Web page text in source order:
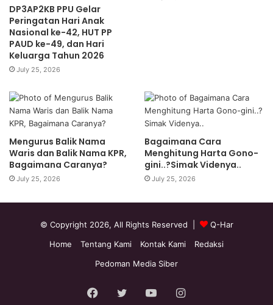
DP3AP2KB PPU Gelar
Peringatan Hari Anak
Nasional ke-42, HUT PP
PAUD ke-49, dan Hari
Keluarga Tahun 2026
July 25, 2026
Mengurus Balik Nama
Waris dan Balik Nama KPR,
Bagaimana Caranya?
July 25, 2026
Bagaimana Cara
Menghitung Harta Gono-
gini..?Simak Videnya..
July 25, 2026
© Copyright 2026, All Rights Reserved |
Q-Har
Home
Tentang Kami Kontak Kami
Redaksi
Pedoman Media Siber
Facebook
Twitter YouTubeInstagram